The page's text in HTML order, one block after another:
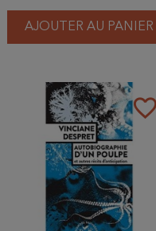
AJOUTER AU PANIER
favorite_border